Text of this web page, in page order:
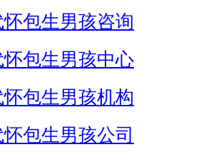
包生男孩咨询
包生男孩中心
包生男孩机构
包生男孩公司